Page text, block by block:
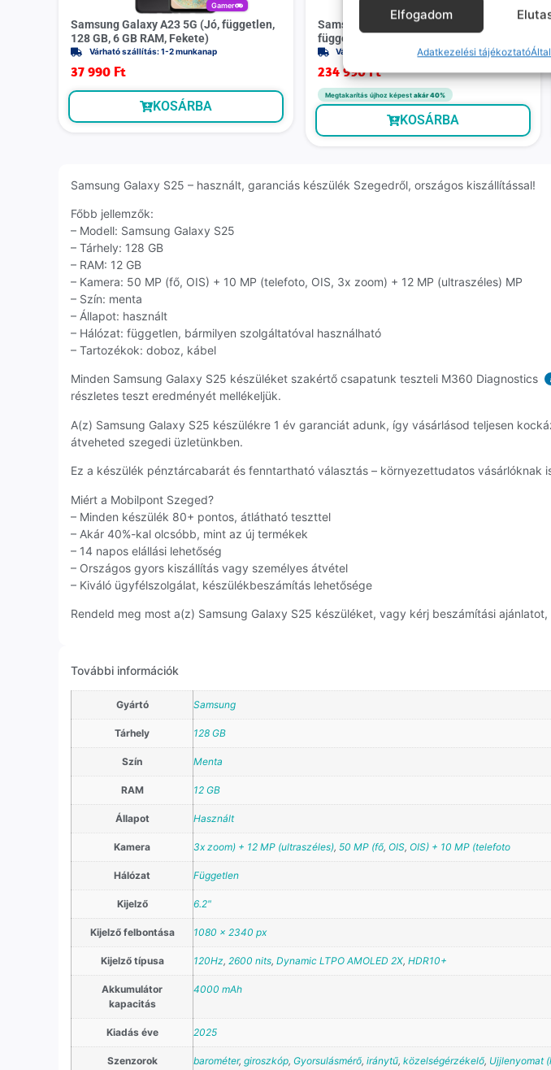
Elfogadom
Adatkezelési tájékoztató
Gamer
Samsung Galaxy A23 5G (Jó, független,
128 GB, 6 GB RAM, Fekete)
Várható szállítás: 1-2 munkanap
37 990 Ft
KOSÁRBA
Samsung Galaxy S24 Ultra (kiváló,
független, 256 GB, 12 GB RAM, titán lila)
Várható szállítás: 1-2 munkanap
234 990Ft
Megtakarítás újhoz képest akár 40%
KOSÁRBA
Samsung Galaxy S25 – használt, garanciás készülék Szegedről, országos kiszállítással!
Főbb jellemzők:
– Modell: Samsung Galaxy S25
– Tárhely: 128 GB
– RAM: 12 GB
– Kamera: 50 MP (fő, OIS) + 10 MP (telefoto, OIS, 3x zoom) + 12 MP (ultraszéles) MP
– Szín: menta
– Állapot: használt
– Hálózat: független, bármilyen szolgáltatóval használható
– Tartozékok: doboz, kábel
Minden Samsung Galaxy S25 készüléket szakértő csapatunk teszteli M360 Diagnostics
részletes teszt eredményét mellékeljük.
A(z) Samsung Galaxy S25 készülékre 1 év garanciát adunk, így vásárlásod teljesen
átveheted szegedi üzletünkben.
Ez a készülék pénztárcabarát és fenntartható választás – környezettudatos vásárlóknak
Miért a Mobilpont Szeged?
– Minden készülék 80+ pontos, átlátható teszttel
– Akár 40%-kal olcsóbb, mint az új termékek
– 14 napos elállási lehetőség
– Országos gyors kiszállítás vagy személyes átvétel
– Kiváló ügyfélszolgálat, készülékbeszámítás lehetősége
Rendeld meg most a(z) Samsung Galaxy S25 készüléket, vagy kérj beszámítási
További információk
Gyártó Samsung
Tárhely 128 GB
Szín Menta
RAM 12 GB
Állapot Használt
Kamera 3x zoom) + 12 MP (ultraszéles), 50 MP (fő, OIS, OIS) + 10 MP (telefoto
Hálózat Független
Kijelző 6.2"
Kijelző felbontása 1080 x 2340 px
Kijelző típusa 120Hz, 2600 nits, Dynamic LTPO AMOLED 2X, HDR10+
Akkumulátor
kapacitás
4000 mAh
Kiadás éve 2025
Szenzorok barométer, giroszkóp, Gyorsulásmérő, iránytű, közelségérzékelő, Ujjlenyomat